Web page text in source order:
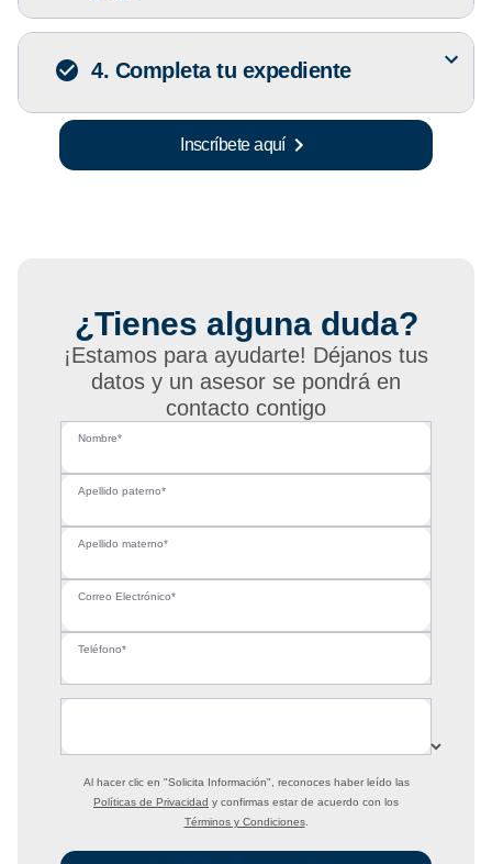
4. Completa tu expediente
Inscríbete aquí
¿Tienes alguna duda?
¡Estamos para ayudarte! Déjanos tus
datos y un asesor se pondrá en
contacto contigo
Nombre*
Apellido paterno*
Apellido materno*
Correo Electrónico*
Teléfono*
Al hacer clic en "Solicita Información" , reconoces haber leído las
Políticas de Privacidad y confirmas estar de acuerdo con los
Términos y Condiciones.